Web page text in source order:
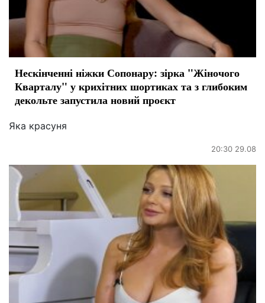
Нескінченні ніжки Сопонару: зірка "Жіночого
Кварталу" у крихітних шортиках та з глибоким
декольте запустила новий проєкт
Яка красуня
20:30 29.08